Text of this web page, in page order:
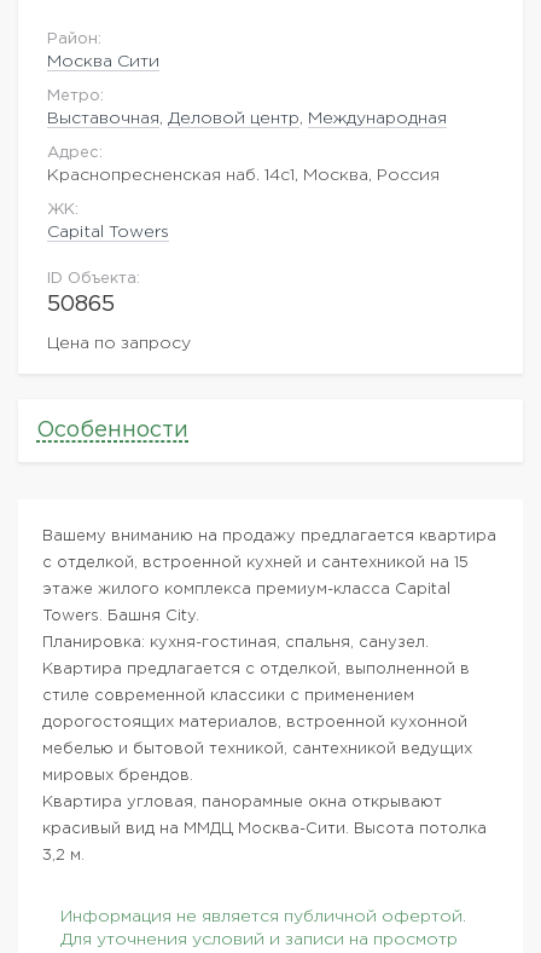
Район:
Москва Сити
Метро:
Выставочная Деловой центр Международная
Адрес:
Краснопресненская наб. 14с1, Москва, Россия
ЖK:
Capital Towers
ID Объекта:
50865
Цена по запросу
Особенности
Вашему вниманию на продажу предлагается квартира
с отделкой, встроенной кухней и сантехникой на 15
этаже жилого комплекса премиум-класса Capital
Towers. Башня City.
Планировка: кухня-гостиная, спальня, санузел.
Квартира предлагается с отделкой, выполненной в
стиле современной классики с применением
дорогостоящих материалов, встроенной кухонной
мебелью и бытовой техникой, сантехникой ведущих
мировых брендов.
Квартира угловая, панорамные окна открывают
красивый вид на ММДЦ Москва-Сити. Высота потолка
3,2 м.
Информация не является публичной офертой.
Для уточнения условий и записи на просмотр